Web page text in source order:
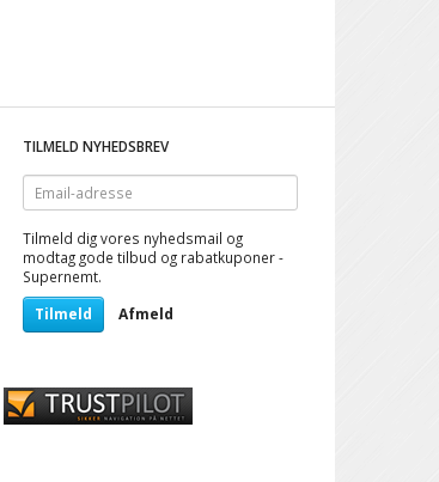
TILMELD NYHEDSBREV
Email-
adresse
Tilmeld dig vores nyhedsmail og
modtag gode tilbud og rabatkuponer -
Supernemt.
Tilmeld Afmeld